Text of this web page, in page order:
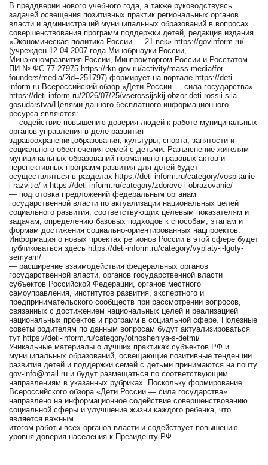
В преддверии нового учебного года, а также руководствуясь
задачей освещения позитивных практик региональных органов
власти и администраций муниципальных образований в вопросах
совершенствования программ поддержки детей, редакция издания
«Экономическая политика России — 21 век» https://govinform.ru/
(учрежден 12.04.2007 года Минобрнауки России,
Минэкономразвития России, Минпромторгом России и Росстатом
ПИ № ФС 77-27975 https://rkn.gov.ru/activity/mass-media/for-
founders/media/?id=251797) формирует на портале https://deti-
inform.ru Всероссийский обзор «Дети России — сила государства»
https://deti-inform.ru/2026/07/25/vserossijskij-obzor-deti-rossii-sila-
gosudarstva/Целями данного бесплатного информационного
ресурса являются:
— содействие повышению доверия людей к работе муниципальных
органов управления в деле развития
здравоохранения,образования, культуры, спорта, занятости и
социального обеспечения семей с детьми. Разъяснение жителям
муниципальных образований нормативно-правовых актов и
перспективных программ развития для детей будет
осуществляться в разделах https://deti-inform.ru/category/vospitanie-
i-razvitie/ и https://deti-inform.ru/category/zdorove-i-obrazovanie/
— подготовка предложений федеральным органам
государственной власти по актуализации национальных целей
социального развития, соответствующих целевым показателям и
задачам, определению базовых подходов к способам, этапам и
формам достижения социально-ориентированных нацпроектов.
Информация о новых проектах регионов России в этой сфере будет
публиковаться здесь https://deti-inform.ru/category/vyplaty-i-lgoty-
semyam/
— расширение взаимодействия федеральных органов
государственной власти, органов государственной власти
субъектов Российской Федерации, органов местного
самоуправления, институтов развития, экспертного и
предпринимательского сообществ при рассмотрении вопросов,
связанных с достижением национальных целей и реализацией
национальных проектов и программ в социальной сфере. Полезные
советы родителям по данным вопросам будут актуализироваться
тут https://deti-inform.ru/category/otnosheniya-s-detmi/
Уникальные материалы о лучших практиках субъектов РФ и
муниципальных образований, освещающие позитивные тенденции
развития детей и поддержки семей с детьми принимаются на почту
gov-info@mail.ru и будут размещаться по соответствующим
направлениям в указанных рубриках. Поскольку формирование
Всероссийского обзора «Дети России — сила государства»
направлено на информационное содействие совершенствованию
социальной сферы и улучшение жизни каждого ребенка, что
является важным
итогом работы всех органов власти и содействует повышению
уровня доверия населения к Президенту РФ.